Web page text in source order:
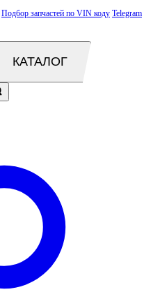
Подбор запчастей по VIN коду Telegram
КАТАЛОГ